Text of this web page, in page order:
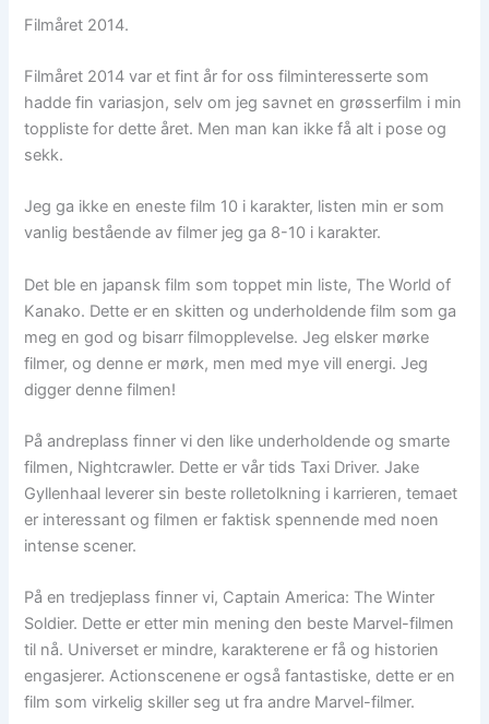
Filmåret 2014.
Filmåret 2014 var et fint år for oss filminteresserte som
hadde fin variasjon, selv om jeg savnet en grøsserfilm i min
toppliste for dette året. Men man kan ikke få alt i pose og
sekk.
Jeg ga ikke en eneste film 10 i karakter, listen min er som
vanlig bestående av filmer jeg ga 8-10 i karakter.
Det ble en japansk film som toppet min liste, The World of
Kanako. Dette er en skitten og underholdende film som ga
meg en god og bisarr filmopplevelse. Jeg elsker mørke
filmer, og denne er mørk, men med mye vill energi. Jeg
digger denne filmen!
På andreplass finner vi den like underholdende og smarte
filmen, Nightcrawler. Dette er vår tids Taxi Driver. Jake
Gyllenhaal leverer sin beste rolletolkning i karrieren, temaet
er interessant og filmen er faktisk spennende med noen
intense scener.
På en tredjeplass finner vi, Captain America: The Winter
Soldier. Dette er etter min mening den beste Marvel-filmen
til nå. Universet er mindre, karakterene er få og historien
engasjerer. Actionscenene er også fantastiske, dette er en
film som virkelig skiller seg ut fra andre Marvel-filmer.